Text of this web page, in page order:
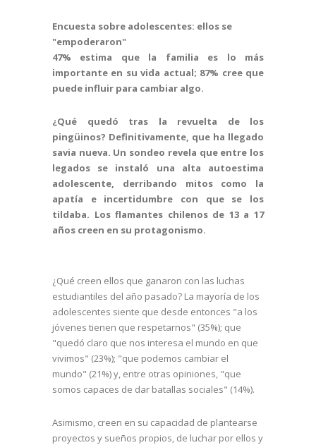
Encuesta sobre adolescentes: ellos se
"empoderaron"
47% estima que la familia es lo más
importante en su vida actual; 87% cree que
puede influir para cambiar algo.
¿Qué quedó tras la revuelta de los
pingüinos? Definitivamente, que ha llegado
savia nueva. Un sondeo revela que entre los
legados se instaló una alta autoestima
adolescente, derribando mitos como la
apatía e incertidumbre con que se los
tildaba. Los flamantes chilenos de 13 a 17
años creen en su protagonismo.
¿Qué creen ellos que ganaron con las luchas
estudiantiles del año pasado? La mayoría de los
adolescentes siente que desde entonces "a los
jóvenes tienen que respetarnos" (35%); que
"quedó claro que nos interesa el mundo en que
vivimos" (23%); "que podemos cambiar el
mundo" (21%) y, entre otras opiniones, "que
somos capaces de dar batallas sociales" (14%).
Asimismo, creen en su capacidad de plantearse
proyectos y sueños propios, de luchar por ellos y